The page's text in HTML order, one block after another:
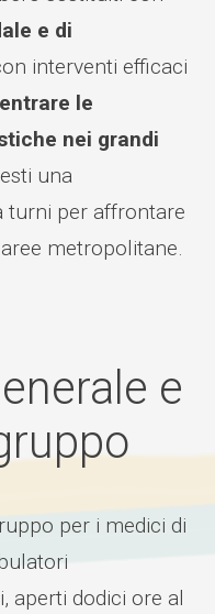
e di
interventi efficaci
le
nei grandi
una
turni per affrontare
metropolitane.
e
per i medici di
aperti dodici ore al